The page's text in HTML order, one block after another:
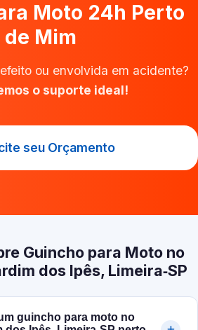
Moto 24h Perto
de Mim
ou envolvida em acidente?
o suporte ideal!
seu Orçamento
Guincho para Moto no
dos Ipês, Limeira‑SP
guincho para moto no